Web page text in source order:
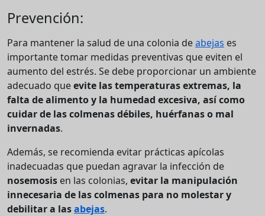
Prevención:
Para mantener la salud de una colonia deabejas es
importante tomar medidas preventivas que eviten el
aumento del estrés. Se debe proporcionar un ambiente
adecuado queevite las temperaturas extremas, la
falta de alimento y la humedad excesiva, así como
cuidar de las colmenas débiles, huérfanas o mal
invernadas.
Además, se recomienda evitar prácticas apícolas
inadecuadas que puedan agravar la infección de
nosemosis en las colonias, evitar la manipulación
innecesaria de las colmenas para no molestar y
debilitar a lasabejas.